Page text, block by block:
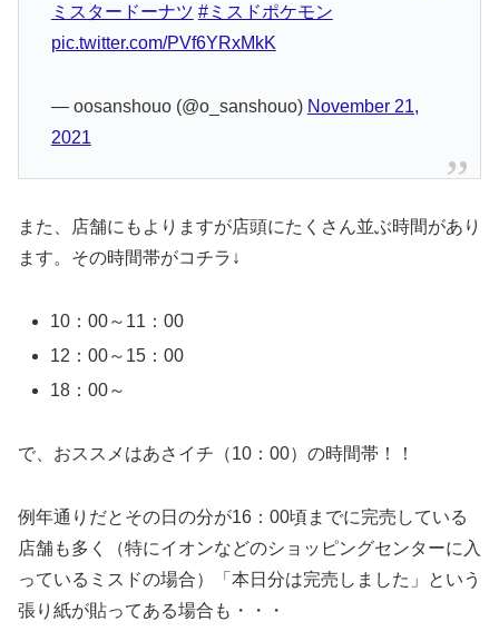
ミスタードーナツ #ミスドポケモン
pic.twitter.com/PVf6YRxMkK
— oosanshouo (@o_sanshouo) November 21,
2021
また、店舗にもよりますが店頭にたくさん並ぶ時間があり
ます。その時間帯がコチラ↓
10：00～11：00
12：00～15：00
18：00～
で、おススメはあさイチ（10：00）の時間帯！！
例年通りだとその日の分が16：00頃までに完売している
店舗も多く（特にイオンなどのショッピングセンターに入
っているミスドの場合）「本日分は完売しました」という
張り紙が貼ってある場合も・・・